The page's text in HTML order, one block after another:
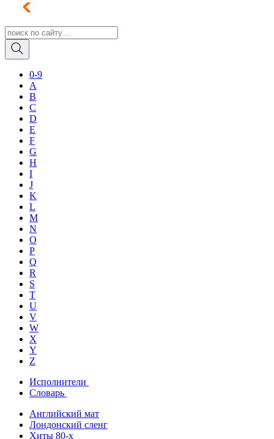
0-9
A
B
C
D
E
F
G
H
I
J
K
L
M
N
O
P
Q
R
S
T
U
V
W
X
Y
Z
Исполнители
Словарь
Английский мат
Лондонский сленг
Хиты 80-х